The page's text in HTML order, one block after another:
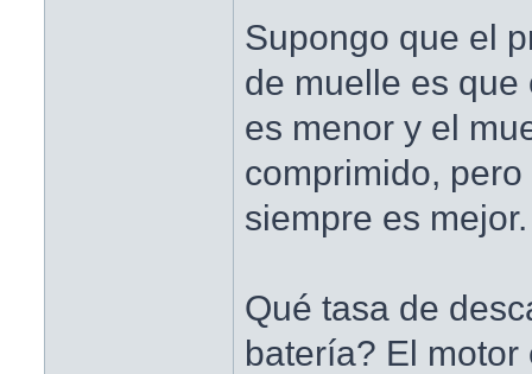
Supongo que el
de muelle es
es menor y el
comprimido,
siempre es mejor.
Qué tasa de
batería? El